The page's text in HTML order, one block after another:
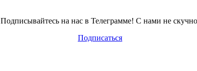
Подписывайтесь на нас в Телеграмме! С нами не
Подписаться